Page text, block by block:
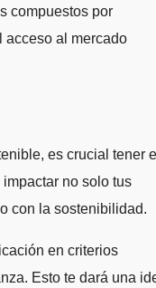
compuestos por
acceso al mercado
es crucial tener
no solo tus
con la sostenibilidad.
en criterios
Esto te dará una